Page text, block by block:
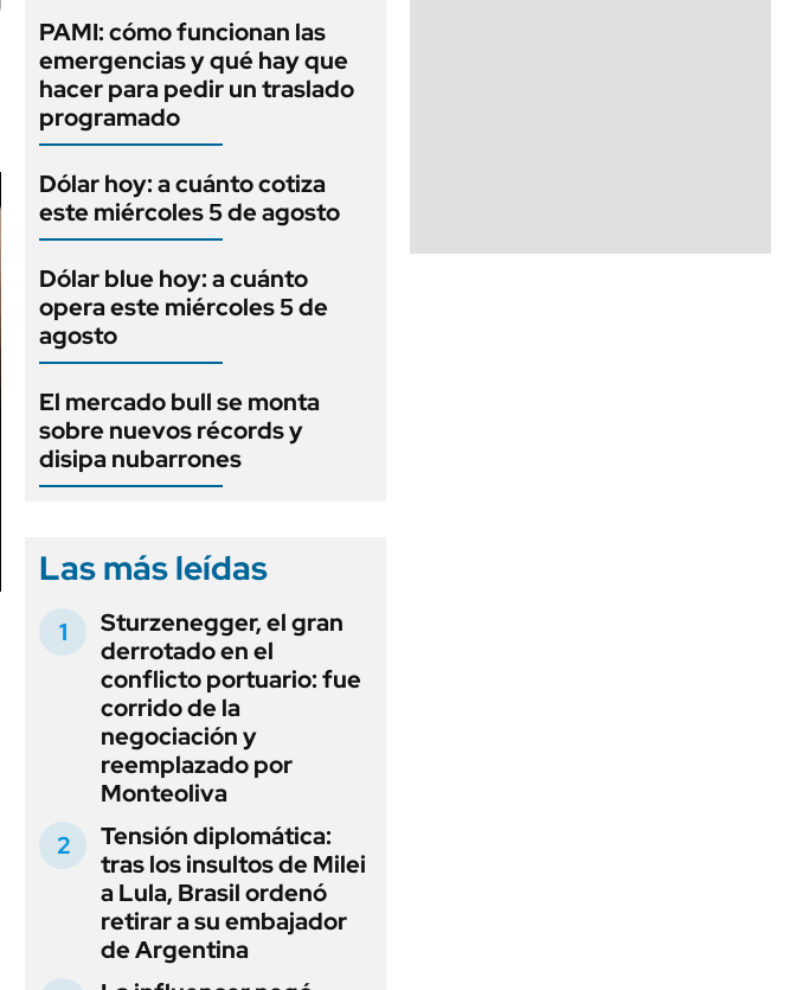
PAMI: cómo funcionan las
emergencias y qué hay que
hacer para pedir un traslado
programado
Dólar hoy: a cuánto cotiza
este miércoles 5 de agosto
Dólar blue hoy: a cuánto
opera este miércoles 5 de
agosto
El mercado bull se monta
sobre nuevos récords y
disipa nubarrones
Las más leídas
Sturzenegger, el gran
derrotado en el
conflicto portuario: fue
corrido de la
negociación y
reemplazado por
Monteoliva
Tensión diplomática:
tras los insultos de Milei
a Lula, Brasil ordenó
retirar a su embajador
de Argentina